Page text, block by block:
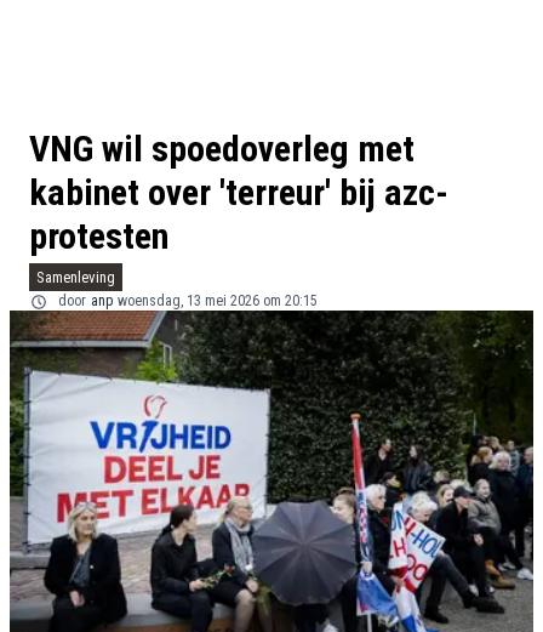
VNG wil spoedoverleg met
kabinet over 'terreur' bij azc-
protesten
Samenleving
door anp woensdag, 13 mei 2026 om 20:15